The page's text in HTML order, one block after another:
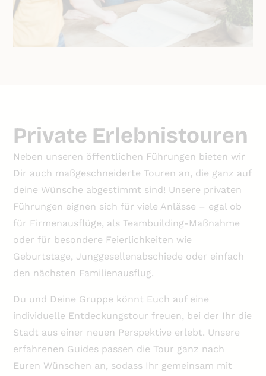
Private Erlebnistouren
Neben unseren öffentlichen Führungen bieten wir
Dir auch maßgeschneiderte Touren an, die ganz auf
deine Wünsche abgestimmt sind! Unsere privaten
Führungen eignen sich für viele Anlässe – egal ob
für Firmenausflüge, als Teambuilding-Maßnahme
oder für besondere Feierlichkeiten wie
Geburtstage, Junggesellenabschiede oder einfach
den nächsten Familienausflug.
Du und Deine Gruppe könnt Euch auf eine
individuelle Entdeckungstour freuen, bei der Ihr die
Stadt aus einer neuen Perspektive erlebt. Unsere
erfahrenen Guides passen die Tour ganz nach
Euren Wünschen an, sodass Ihr gemeinsam mit